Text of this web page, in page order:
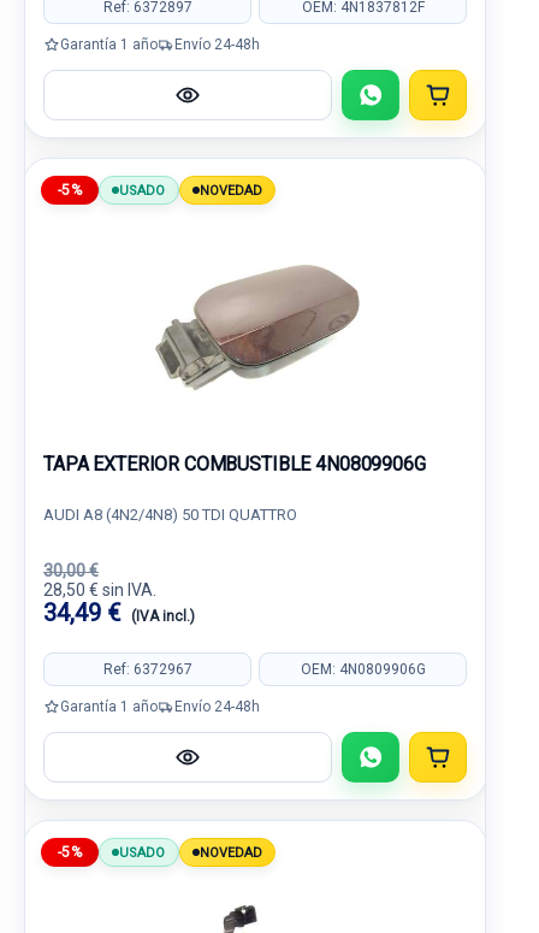
Ref: 6372897 OEM: 4N1837812F
Garantía 1 año Envío 24-48h
-5% USADO NOVEDAD
TAPA EXTERIOR COMBUSTIBLE 4N0809906G
AUDI A8 (4N2/4N8) 50 TDI QUATTRO
30,00 €
28,50 € sin IVA.
34,49 € (IVA incl.)
Ref: 6372967 OEM: 4N0809906G
Garantía 1 año Envío 24-48h
-5% USADO NOVEDAD